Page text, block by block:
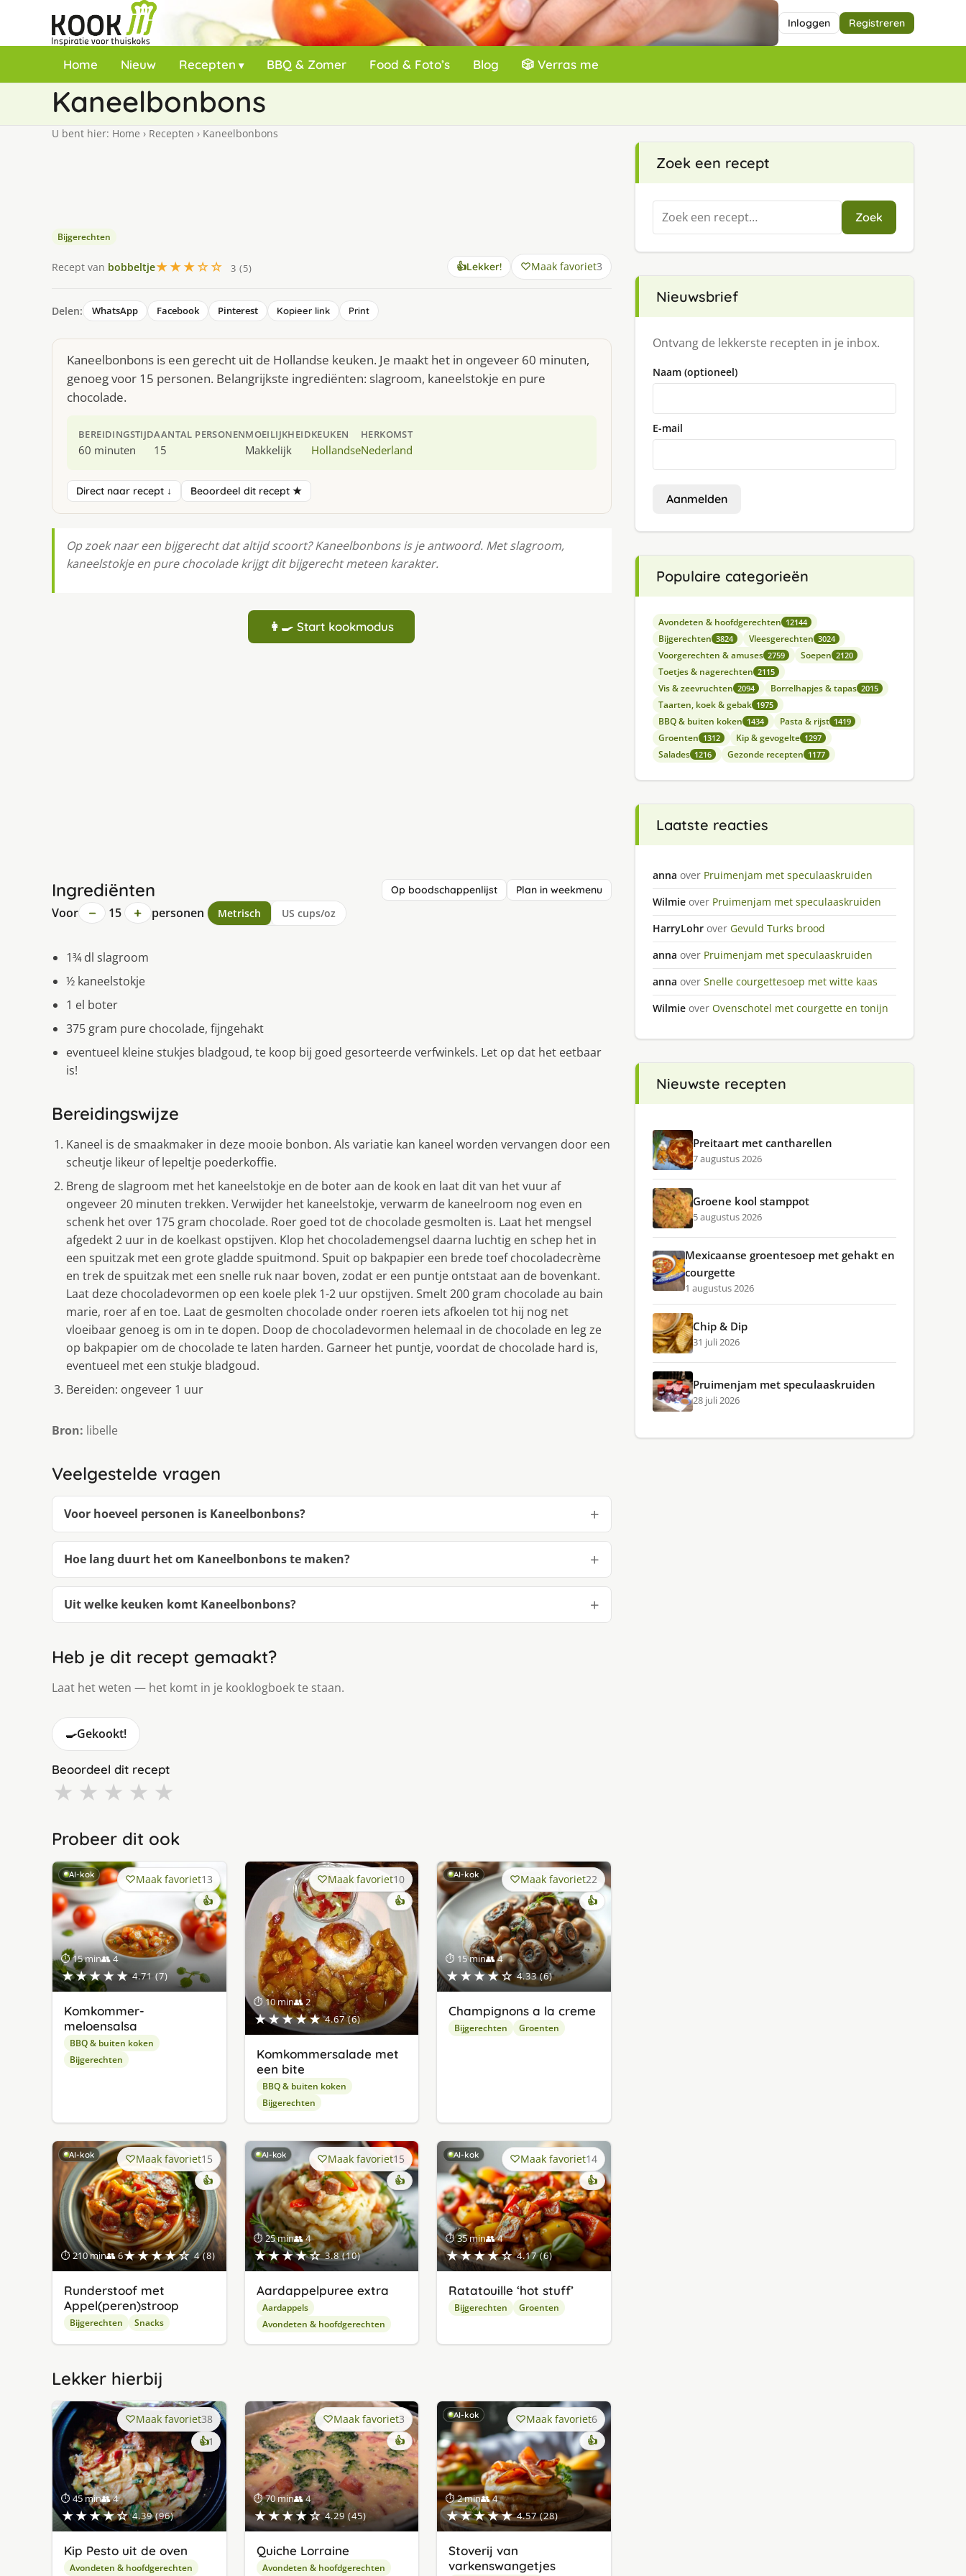
Inloggen Registreren
Home Nieuw Recepten BBQ & Zomer Food & Foto’s Blog 🎲 Verras me
Kaneelbonbons
U bent hier: Home › Recepten › Kaneelbonbons
Bijgerechten
Recept van bobbeltje★★★☆☆ 3 (5) 👍Lekker! Maak favoriet3
Delen: WhatsApp Facebook Pinterest Kopieer link Print
Kaneelbonbons is een gerecht uit de Hollandse keuken. Je maakt het in ongeveer 60 minuten,
genoeg voor 15 personen. Belangrijkste ingrediënten: slagroom, kaneelstokje en pure
chocolade.
BEREIDINGSTIJD
60 minuten
AANTAL PERSONEN
15
MOEILIJKHEID
Makkelijk
KEUKEN
Hollandse
HERKOMST
Nederland
Direct naar recept ↓ Beoordeel dit recept ★
Op zoek naar een bijgerecht dat altijd scoort? Kaneelbonbons is je antwoord. Met slagroom,
kaneelstokje en pure chocolade krijgt dit bijgerecht meteen karakter.
👩‍🍳 Start kookmodus
Ingrediënten Op boodschappenlijst Plan in weekmenu
Voor − 15 + personen Metrisch US cups/oz
1¾ dl slagroom
½ kaneelstokje
1 el boter
375 gram pure chocolade, fijngehakt
eventueel kleine stukjes bladgoud, te koop bij goed gesorteerde verfwinkels. Let op dat het eetbaar
is!
Bereidingswijze
Kaneel is de smaakmaker in deze mooie bonbon. Als variatie kan kaneel worden vervangen door een
scheutje likeur of lepeltje poederkoffie.
Breng de slagroom met het kaneelstokje en de boter aan de kook en laat dit van het vuur af
ongeveer 20 minuten trekken. Verwijder het kaneelstokje, verwarm de kaneelroom nog even en
schenk het over 175 gram chocolade. Roer goed tot de chocolade gesmolten is. Laat het mengsel
afgedekt 2 uur in de koelkast opstijven. Klop het chocolademengsel daarna luchtig en schep het in
een spuitzak met een grote gladde spuitmond. Spuit op bakpapier een brede toef chocoladecrème
en trek de spuitzak met een snelle ruk naar boven, zodat er een puntje ontstaat aan de bovenkant.
Laat deze chocoladevormen op een koele plek 1-2 uur opstijven. Smelt 200 gram chocolade au bain
marie, roer af en toe. Laat de gesmolten chocolade onder roeren iets afkoelen tot hij nog net
vloeibaar genoeg is om in te dopen. Doop de chocoladevormen helemaal in de chocolade en leg ze
op bakpapier om de chocolade te laten harden. Garneer het puntje, voordat de chocolade hard is,
eventueel met een stukje bladgoud.
Bereiden: ongeveer 1 uur
Bron: libelle
Veelgestelde vragen
Voor hoeveel personen is Kaneelbonbons?
Hoe lang duurt het om Kaneelbonbons te maken?
Uit welke keuken komt Kaneelbonbons?
Heb je dit recept gemaakt?
Laat het weten — het komt in je kooklogboek te staan.
🍳Gekookt!
Beoordeel dit recept
★ ★ ★ ★ ★
Probeer dit ook
AI-kok
⏱ 15 min👥 4
★★★★★ 4.71 (7)
Maak favoriet13
👍
Komkommer-
meloensalsa
BBQ & buiten koken
Bijgerechten
⏱ 10 min👥 2
★★★★★ 4.67 (6)
Maak favoriet10
👍
Komkommersalade met
een bite
BBQ & buiten koken
Bijgerechten
AI-kok
⏱ 15 min👥 4
★★★★☆ 4.33 (6)
Maak favoriet22
👍
Champignons a la creme
Bijgerechten Groenten
AI-kok
⏱ 210 min👥 6★★★★☆ 4 (8)
Maak favoriet15
👍
Runderstoof met
Appel(peren)stroop
Bijgerechten Snacks
AI-kok
⏱ 25 min👥 4
★★★★☆ 3.8 (10)
Maak favoriet15
👍
Aardappelpuree extra
Aardappels
Avondeten & hoofdgerechten
AI-kok
⏱ 35 min👥 4
★★★★☆ 4.17 (6)
Maak favoriet14
👍
Ratatouille ‘hot stuff’
Bijgerechten Groenten
Lekker hierbij
⏱ 45 min👥 4
★★★★☆ 4.39 (96)
Maak favoriet38
👍1keer
lekker
gevonden
Kip Pesto uit de oven
Avondeten & hoofdgerechten
⏱ 70 min👥 4
★★★★☆ 4.29 (45)
Maak favoriet3
👍
Quiche Lorraine
Avondeten & hoofdgerechten
AI-kok
⏱ 2 min👥 4
★★★★★ 4.57 (28)
Maak favoriet6
👍
Stoverij van
varkenswangetjes
Zoek een recept
Zoeken
naar:
Zoek
Nieuwsbrief
Ontvang de lekkerste recepten in je inbox.
Naam (optioneel)
E-mail
Aanmelden
Populaire categorieën
Avondeten & hoofdgerechten 12144
Bijgerechten 3824 Vleesgerechten 3024
Voorgerechten & amuses 2759 Soepen 2120
Toetjes & nagerechten 2115
Vis & zeevruchten 2094 Borrelhapjes & tapas 2015
Taarten, koek & gebak 1975
BBQ & buiten koken 1434 Pasta & rijst 1419
Groenten 1312 Kip & gevogelte 1297
Salades 1216 Gezonde recepten 1177
Laatste reacties
anna over Pruimenjam met speculaaskruiden
Wilmie over Pruimenjam met speculaaskruiden
HarryLohr over Gevuld Turks brood
anna over Pruimenjam met speculaaskruiden
anna over Snelle courgettesoep met witte kaas
Wilmie over Ovenschotel met courgette en tonijn
Nieuwste recepten
Preitaart met cantharellen
7 augustus 2026
Groene kool stamppot
5 augustus 2026
Mexicaanse groentesoep met gehakt en
courgette
1 augustus 2026
Chip & Dip
31 juli 2026
Pruimenjam met speculaaskruiden
28 juli 2026